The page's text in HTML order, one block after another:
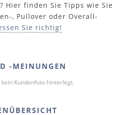
Hier finden Sie Tipps wie Sie
, Pullover oder Overall-
Sie richtig!
-MEINUNGEN
Kundenfoto hinterlegt.